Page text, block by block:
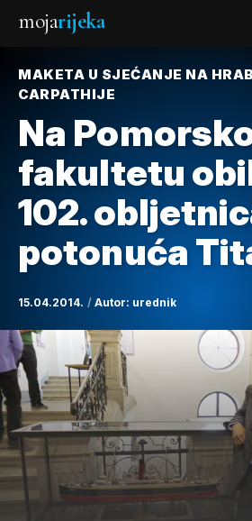
mojarijeka
MAKETA U SJEĆANJE NA
CARPATHIJE
Na
fakultetu
102.
potonuća
15.04.2014. Autor: urednik